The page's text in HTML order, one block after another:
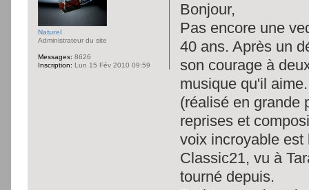
Bonjour,
Pas encore une
40 ans. Après un
son courage à
musique qu'il
(réalisé en grande
reprises et
voix incroyable est
Classic21, vu à
tourné depuis.
Naturel
Administrateur du site
Messages: 8626
Inscription: Lun 15 Fév 2010 09:59